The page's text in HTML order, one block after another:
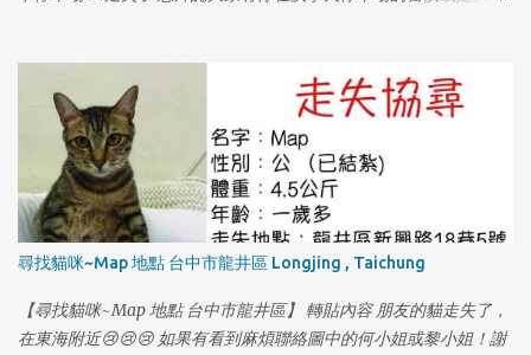
1
大動作，他很喜歡吃鱈魚香絲，在家只要聽到包裝聲他就會過來
吃。 也有可能躲在車子底下管線，可以的話請大家幫忙注意，謝謝
大家🙏🏻🙏🏻🙏🏻🙏🏻🙏🏻 如果有找到或看到請聯絡 0976382707
（趙小姐） 0916917598（謝小姐） 再麻煩大家幫忙謝謝大家。
尋找貓咪~Map 地點 台中市龍井區 Longjing , Taichung
【尋找貓咪~Map 地點 台中市龍井區】 轉貼內容 朋友的貓走失了，
在東海附近😢😢😢 如果有看到麻煩聯絡圖中的何小姐或黎小姐！謝